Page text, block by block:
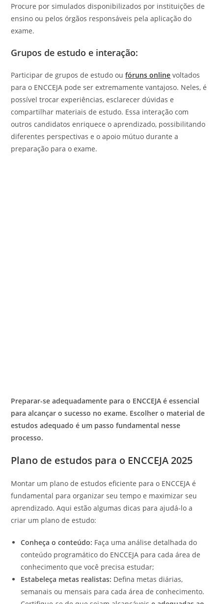
Procure por simulados disponibilizados por instituições de
ensino ou pelos órgãos responsáveis pela aplicação do
exame.
Grupos de estudo e interação:
Participar de grupos de estudo oufóruns online voltados
para o ENCCEJA pode ser extremamente vantajoso. Neles, é
possível trocar experiências, esclarecer dúvidas e
compartilhar materiais de estudo. Essa interação com
outros candidatos enriquece o aprendizado, possibilitando
diferentes perspectivas e o apoio mútuo durante a
preparação para o exame.
Preparar-se adequadamente para o ENCCEJA é essencial
para alcançar o sucesso no exame. Escolher o material de
estudos adequado é um passo fundamental nesse
processo.
Plano de estudos para o ENCCEJA 2025
Montar um plano de estudos eficiente para o ENCCEJA é
fundamental para organizar seu tempo e maximizar seu
aprendizado. Aqui estão algumas dicas para ajudá-lo a
criar um plano de estudo:
Conheça o conteúdo: Faça uma análise detalhada do
conteúdo programático do ENCCEJA para cada área de
conhecimento que você precisa estudar;
Estabeleça metas realistas: Defina metas diárias,
semanais ou mensais para cada área de conhecimento.